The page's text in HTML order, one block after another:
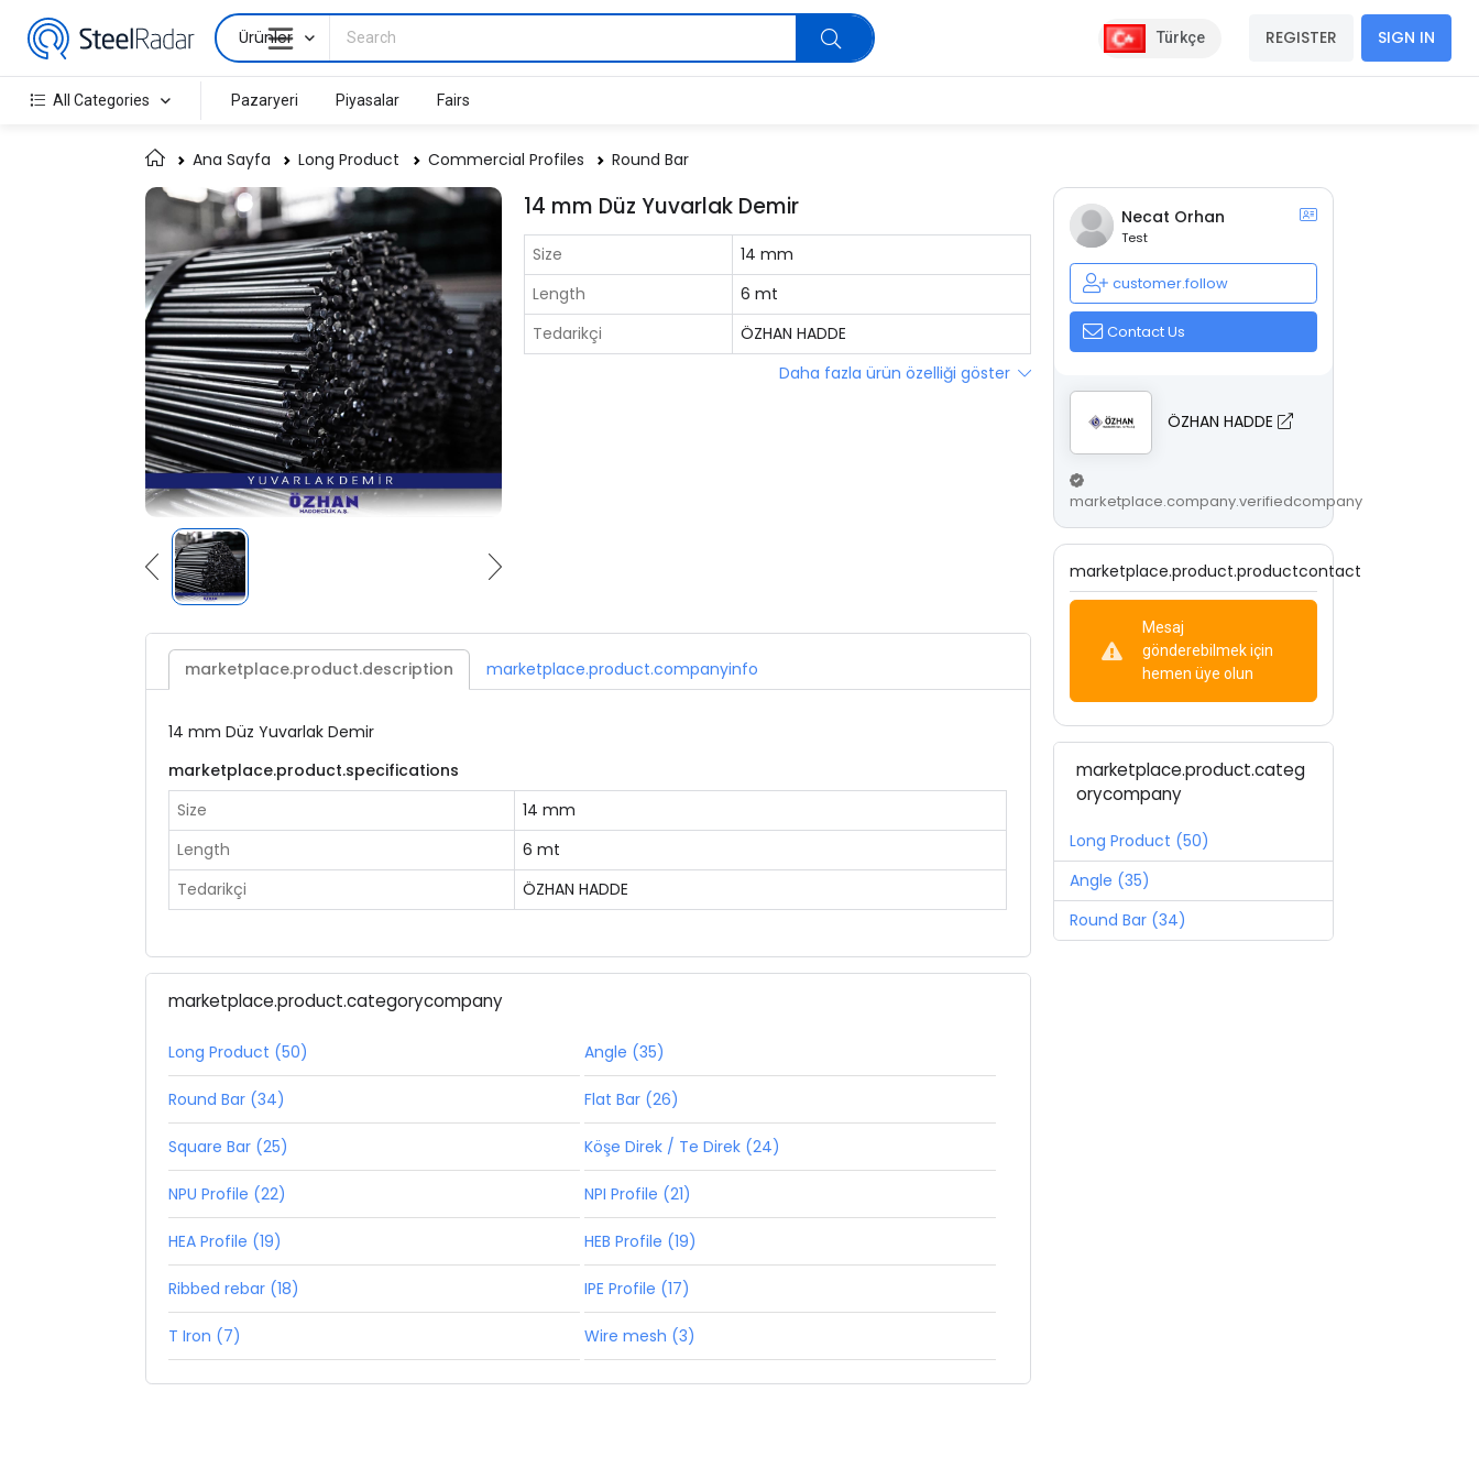
Ürünler Türkçe REGISTER SIGN IN
All Categories Pazaryeri Piyasalar Fairs
Ana Sayfa Long Product Commercial Profiles Round Bar
14 mm Düz Yuvarlak Demir
Size
14 mm
Length
6 mt
Tedarikçi
ÖZHAN HADDE
Daha fazla ürün özelliği göster
marketplace.product.description marketplace.product.companyinfo
14 mm Düz Yuvarlak Demir
marketplace.product.specifications
Size
14 mm
Length
6 mt
Tedarikçi
ÖZHAN HADDE
marketplace.product.categorycompany
Long Product (50) Angle (35)
Round Bar (34) Flat Bar (26)
Square Bar (25) Köşe Direk / Te Direk (24)
NPU Profile (22) NPI Profile (21)
HEA Profile (19) HEB Profile (19)
Ribbed rebar (18) IPE Profile (17)
T Iron (7) Wire mesh (3)
Necat Orhan
Test
customer.follow
Contact Us
ÖZHAN HADDE
marketplace.company.verifiedcompany
marketplace.product.productcontact
Mesaj
gönderebilmek için
hemen üye olun
marketplace.product.categ
orycompany
Long Product (50)
Angle (35)
Round Bar (34)